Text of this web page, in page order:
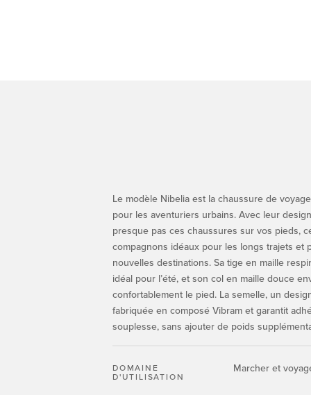
Le modèle Nibelia est la chaussure de
pour les aventuriers urbains. Avec leur
presque pas ces chaussures sur vos pieds,
compagnons idéaux pour les longs trajets et
nouvelles destinations. Sa tige en maille
idéal pour l’été, et son col en maille douce
confortablement le pied. La semelle, un
fabriquée en composé Vibram et garantit
souplesse, sans ajouter de poids
DOMAINE
D'UTILISATION
Marcher et